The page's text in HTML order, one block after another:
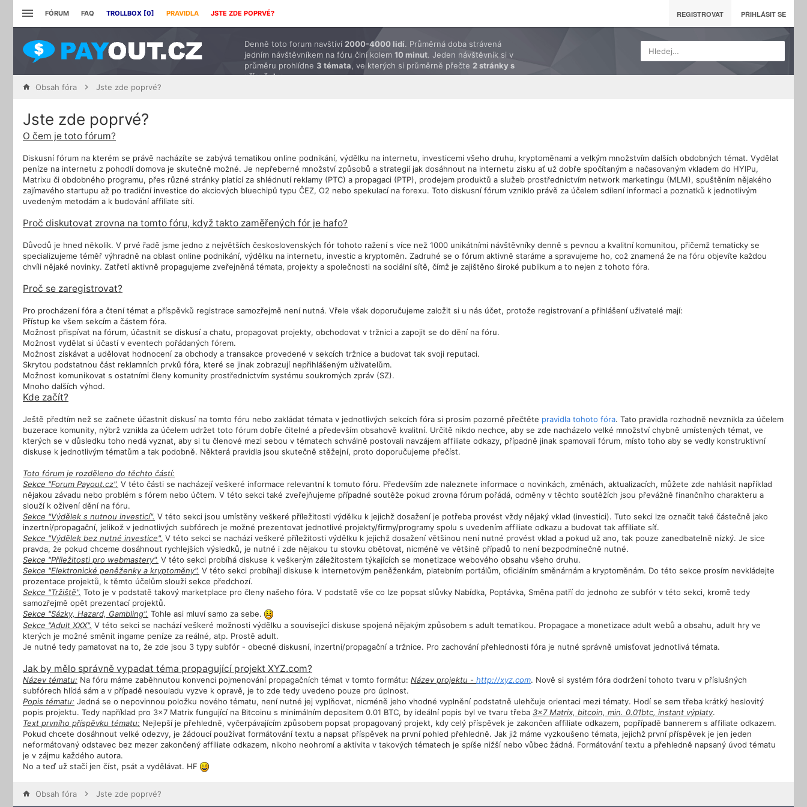
FÓRUM FAQ TROLLBOX [0] PRAVIDLA JSTE ZDE POPRVÉ? REGISTROVAT PŘIHLÁSIT SE
Denně toto forum navštíví 2000-4000 lidí. Průměrná doba strávená
jedním návštěvníkem na fóru činí kolem 10 minut. Jeden návštěvník si v
průměru prohlídne 3 témata , ve kterých si průměrně přečte 2 stránky s
příspěvky.
Hledej…
Obsah fóra Jste zde poprvé?
Jste zde poprvé?
O čem je toto fórum?
Diskusní fórum na kterém se právě nacházíte se zabývá tematikou online podnikání, výdělku na internetu, investicemi všeho druhu, kryptoměnami a velkým množstvím dalších obdobných témat. Vydělat
peníze na internetu z pohodlí domova je skutečně možné. Je nepřeberné množství způsobů a strategií jak dosáhnout na internetu zisku ať už dobře spočítaným a načasovaným vkladem do HYIPu,
Matrixu či obdobného programu, přes různé stránky platící za shlédnutí reklamy (PTC) a propagaci (PTP), prodejem produktů a služeb prostřednictvím network marketingu (MLM), spuštěním nějakého
zajímavého startupu až po tradiční investice do akciových bluechipů typu ČEZ, O2 nebo spekulací na forexu. Toto diskusní fórum vzniklo právě za účelem sdílení informací a poznatků k jednotlivým
uvedeným metodám a k budování affiliate sítí.
Proč diskutovat zrovna na tomto fóru, když takto zaměřených fór je hafo?
Důvodů je hned několik. V prvé řadě jsme jedno z největších československých fór tohoto ražení s více než 1000 unikátními návštěvníky denně s pevnou a kvalitní komunitou, přičemž tematicky se
specializujeme téměř výhradně na oblast online podnikání, výdělku na internetu, investic a kryptoměn. Zadruhé se o fórum aktivně staráme a spravujeme ho, což znamená že na fóru objevíte každou
chvíli nějaké novinky. Zatřetí aktivně propagujeme zveřejněná témata, projekty a společnosti na sociální sítě, čímž je zajištěno široké publikum a to nejen z tohoto fóra.
Proč se zaregistrovat?
Pro procházení fóra a čtení témat a příspěvků registrace samozřejmě není nutná. Vřele však doporučujeme založit si u nás účet, protože registrovaní a přihlášení uživatelé mají:
Přístup ke všem sekcím a částem fóra.
Možnost přispívat na fórum, účastnit se diskusí a chatu, propagovat projekty, obchodovat v tržnici a zapojit se do dění na fóru.
Možnost vydělat si účastí v eventech pořádaných fórem.
Možnost získávat a udělovat hodnocení za obchody a transakce provedené v sekcích tržnice a budovat tak svoji reputaci.
Skrytou podstatnou část reklamních prvků fóra, které se jinak zobrazují nepřihlášeným uživatelům.
Možnost komunikovat s ostatními členy komunity prostřednictvím systému soukromých zpráv (SZ).
Mnoho dalších výhod.
Kde začít?
Ještě předtím než se začnete účastnit diskusí na tomto fóru nebo zakládat témata v jednotlivých sekcích fóra si prosím pozorně přečtěte pravidla tohoto fóra. Tato pravidla rozhodně nevznikla za účelem
buzerace komunity, nýbrž vznikla za účelem udržet toto fórum dobře čitelné a především obsahově kvalitní. Určitě nikdo nechce, aby se zde nacházelo velké množství chybně umístených témat, ve
kterých se v důsledku toho nedá vyznat, aby si tu členové mezi sebou v tématech schválně postovali navzájem affiliate odkazy, případně jinak spamovali fórum, místo toho aby se vedly konstruktivní
diskuse k jednotlivým tématům a tak podobně. Některá pravidla jsou skutečně stěžejní, proto doporučujeme přečíst.
Toto fórum je rozděleno do těchto částí:
Sekce "Forum Payout.cz". V této části se nacházejí veškeré informace relevantní k tomuto fóru. Především zde naleznete informace o novinkách, změnách, aktualizacích, můžete zde nahlásit například
nějakou závadu nebo problém s fórem nebo účtem. V této sekci také zveřejňujeme případné soutěže pokud zrovna fórum pořádá, odměny v těchto soutěžích jsou převážně finančního charakteru a
slouží k oživení dění na fóru.
Sekce "Výdělek s nutnou investicí". V této sekci jsou umístěny veškeré příležitosti výdělku k jejichž dosažení je potřeba provést vždy nějaký vklad (investici). Tuto sekci lze označit také částečně jako
inzertní/propagační, jelikož v jednotlivých subfórech je možné prezentovat jednotlivé projekty/firmy/programy spolu s uvedením affiliate odkazu a budovat tak affiliate síť.
Sekce "Výdělek bez nutné investice". V této sekci se nachází veškeré příležitosti výdělku k jejichž dosažení většinou není nutné provést vklad a pokud už ano, tak pouze zanedbatelně nízký. Je sice
pravda, že pokud chceme dosáhnout rychlejších výsledků, je nutné i zde nějakou tu stovku obětovat, nicméně ve většině případů to není bezpodmínečně nutné.
Sekce "Příležitosti pro webmastery". V této sekci probíhá diskuse k veškerým záležitostem týkajících se monetizace webového obsahu všeho druhu.
Sekce "Elektronické peněženky a kryptoměny". V této sekci probíhají diskuse k internetovým peněženkám, platebním portálům, oficiálním směnárnám a kryptoměnám. Do této sekce prosím nevkládejte
prozentace projektů, k těmto účelům slouží sekce předchozí.
Sekce "Tržiště". Toto je v podstatě takový marketplace pro členy našeho fóra. V podstatě vše co lze popsat slůvky Nabídka, Poptávka, Směna patří do jednoho ze subfór v této sekci, kromě tedy
samozřejmě opět prezentací projektů.
Sekce "Sázky, Hazard, Gambling". Tohle asi mluví samo za sebe.
Sekce "Adult XXX". V této sekci se nachází veškeré možnosti výdělku a související diskuse spojená nějakým způsobem s adult tematikou. Propagace a monetizace adult webů a obsahu, adult hry ve
kterých je možné směnit ingame peníze za reálné, atp. Prostě adult.
Je nutné tedy pamatovat na to, že zde jsou 3 typy subfór - obecné diskusní, inzertní/propagační a tržnice. Pro zachování přehlednosti fóra je nutné správně umisťovat jednotlivá témata.
Jak by mělo správně vypadat téma propagující projekt XYZ.com?
Název tématu: Na fóru máme zaběhnutou konvenci pojmenování propagačních témat v tomto formátu: Název projektu - http://xyz.com. Nově si systém fóra dodržení tohoto tvaru v příslušných
subfórech hlídá sám a v případě nesouladu vyzve k opravě, je to zde tedy uvedeno pouze pro úplnost.
Popis tématu: Jedná se o nepovinnou položku nového tématu, není nutné jej vyplňovat, nicméně jeho vhodné vyplnění podstatně ulehčuje orientaci mezi tématy. Hodí se sem třeba krátký heslovitý
popis projektu. Tedy například pro 3x7 Matrix fungující na Bitcoinu s minimálním depositem 0.01 BTC, by ideální popis byl ve tvaru třeba 3x7 Matrix, bitcoin, min. 0.01btc, instant výplaty.
Text prvního příspěvku tématu: Nejlepší je přehledně, vyčerpávajícím způsobem popsat propagovaný projekt, kdy celý příspěvek je zakončen affiliate odkazem, popřípadě bannerem s affiliate odkazem.
Pokud chcete dosáhnout velké odezvy, je žádoucí používat formátování textu a napsat příspěvek na první pohled přehledně. Jak již máme vyzkoušeno témata, jejichž první příspěvek je jen jeden
neformátovaný odstavec bez mezer zakončený affiliate odkazem, nikoho neohromí a aktivita v takových tématech je spíše nižší nebo vůbec žádná. Formátování textu a přehledně napsaný úvod tématu
je v zájmu každého autora.
No a teď už stačí jen číst, psát a vydělávat. HF
Obsah fóra Jste zde poprvé?